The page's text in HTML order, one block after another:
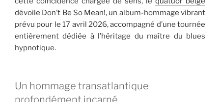
dévoile Don’t Be So Mean!, un album-hommage vibrant
prévu pour le 17 avril 2026, accompagné d’une tournée
entièrement dédiée à l’héritage du maître du blues
hypnotique.
Un hommage transatlantique